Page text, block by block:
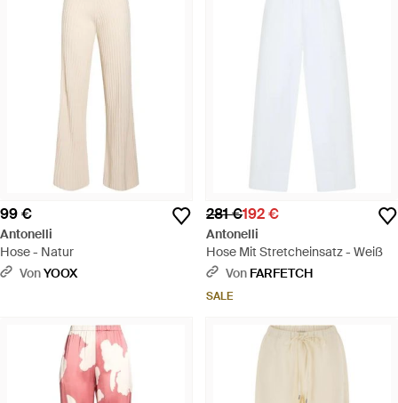
99 €
Antonelli
Hose - Natur
VonYOOX
281 €192 €
Antonelli
Hose Mit Stretcheinsatz - Weiß
Von FARFETCH
SALE